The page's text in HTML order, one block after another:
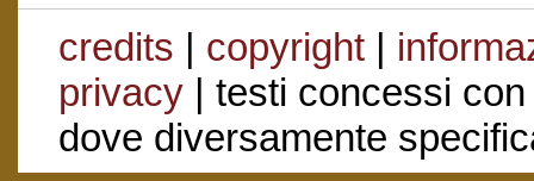
credits | copyright|
privacy| testi concessi
dove diversamente